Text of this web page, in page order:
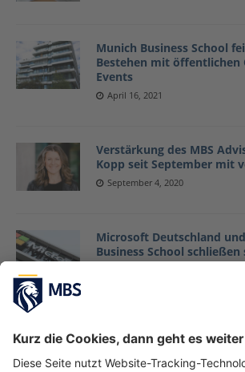
Munich Business School
Bestehen mit öffentlichen
Events
April 16, 2021
Verstärkung des MBS
Kopp seit September mit
September 4, 2020
Microsoft Deutschland
Business School
Partnerschaft im Bereich
Mai 5, 2020
Headquarter in München